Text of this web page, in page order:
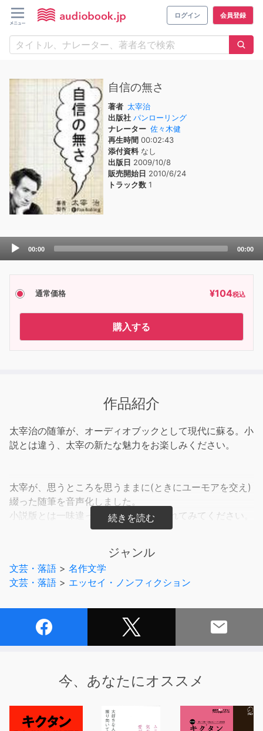
ログイン 会員登録
自信の無さ
著者 太宰治
出版社 パンローリング
ナレーター 佐々木健
再生時間 00:02:43
添付資料なし
出版日 2009/10/8
販売開始日 2010/6/24
トラック数 1
Audio
00:00 00:00
通常価格 ¥104税込
購入する
作品紹介
太宰治の随筆が、オーディオブックとして現代に蘇る。小
説とは違う、太宰の新たな魅力をお楽しみください。
太宰が、思うところを思うままに(ときにユーモアを交え)
綴った随筆を音声化しました。
小説版とは一味違った太宰の魅力に触れてみてください。
今まで知らなかった“太宰”が100円でお楽しみいただけま
※ 本オーディオ商品は、無断で複製・転載・公衆配信でき
る状態にすることは法律により禁じられております。
制作・著作パンローリング株式会社
ジャンル
文芸・落語 > 名作文学
文芸・落語 > エッセイ・ノンフィクション
今、あなたにオススメ